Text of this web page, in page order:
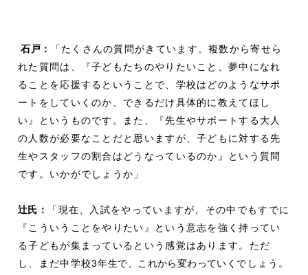
石戸 ：
「たくさんの質問がきています。複数から寄せら
れた質問は、『子どもたちのやりたいこと、夢中になれ
ることを応援するということで、学校はどのようなサポ
ートをしていくのか、できるだけ具体的に教えてほし
い』というものです。また、『先生やサポートする大人
の人数が必要なことだと思いますが、子どもに対する先
生やスタッフの割合はどうなっているのか』という質問
です。いかがでしょうか」
辻氏：
「現在、入試をやっていますが、その中でもすでに
『こういうことをやりたい』という意志を強く持ってい
る子どもが集まっているという感覚はあります。ただ
し、まだ中学校3年生で、これから変わっていく でしょう。